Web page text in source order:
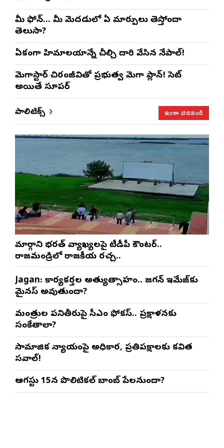
మీ ఫోన్… మీ మెదడులో ఏ మార్పులు తెస్తోందా
తెలుసా?
ఏకంగా హిమాలయాన్నే చీల్చి దారి వేసిన నేపాల్!
మెగాస్టార్ చిరంజీవితో ప్రభుత్వ మెగా ప్లాన్! సెట్
అయితే సూపర్
పాలిటిక్స్ ఇంకా చదవండి
మార్గాని భరత్ వ్యాఖ్యలపై టీడీపీ కౌంటర్..
రాజమండ్రిలో రాజకీయ రచ్చ..
Jagan: కార్యకర్తల అత్యుత్సాహం.. జగన్ ఇమేజ్‌కు
మైనస్ అవుతుందా?
మంత్రుల పనితీరుపై సీఎం ఫోకస్.. ప్రక్షాళనకు
సంకేతాలా?
సామాజిక న్యాయంపై అధికార, ప్రతిపక్షాలకు కవిత
సవాల్!
ఆగస్టు 15న పొలిటికల్ బాంబ్ పేలనుందా?